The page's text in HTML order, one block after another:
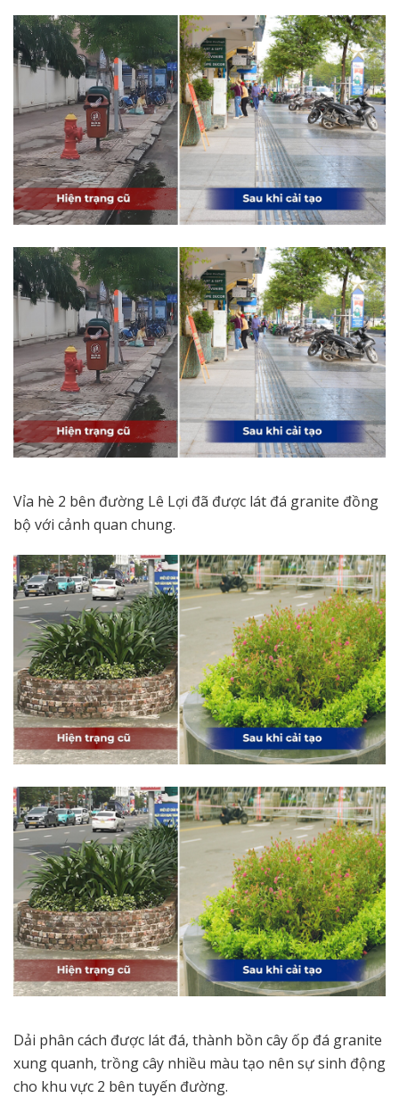
Vỉa hè 2 bên đường Lê Lợi đã được lát đá granite đồng
bộ với cảnh quan chung.
Dải phân cách được lát đá, thành bồn cây ốp đá granite
xung quanh, trồng cây nhiều màu tạo nên sự sinh động
cho khu vực 2 bên tuyến đường.